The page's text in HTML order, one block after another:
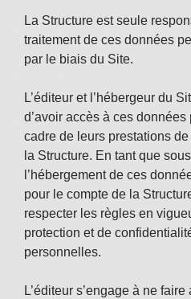
La Structure est seule
traitement de ces données
par le biais du Site.
L’éditeur et l’hébergeur du
d’avoir accès à ces
cadre de leurs prestations
la Structure. En tant que
l’hébergement de ces
pour le compte de la
respecter les règles en
protection et de
personnelles.
L’éditeur s’engage à ne